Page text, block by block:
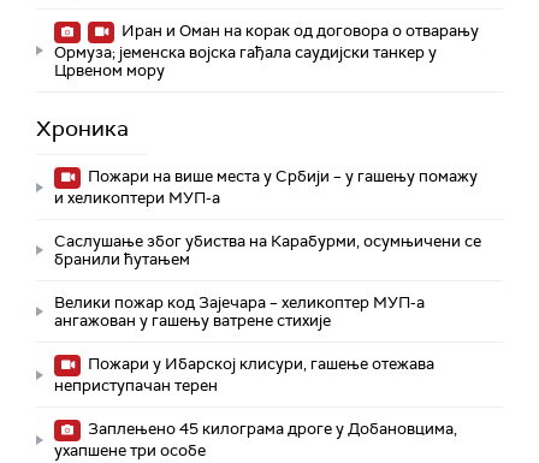
Иран и Оман на корак од договора о отварању
Ормуза; jеменска војска гађала саудијски танкер у
Црвеном мору
Хроника
Пожари на више места у Србији – у гашењу помажу
и хеликоптери МУП-а
Саслушање због убиства на Карабурми, осумњичени се
бранили ћутањем
Велики пожар код Зајечара – хеликоптер МУП-а
ангажован у гашењу ватрене стихије
Пожари у Ибарској клисури, гашење отежава
неприступачан терен
Заплењено 45 килограма дроге у Добановцима,
ухапшене три особе